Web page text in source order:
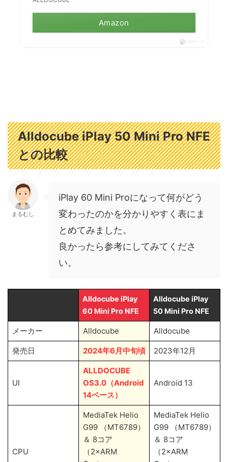
Amazon
ポチップ
Alldocube iPlay 50 Mini Pro NFE
との比較
まるむし
iPlay 60 Mini Proになって何がどう
変わったのかを分かりやすく表にま
とめてみました。
良かったら参考にしてみてくださ
い。
Alldocube iPlay
60 Mini Pro NFE
Alldocube iPlay
50 Mini Pro NFE
メーカー Alldocube Alldocube
発売日 2024年6月中旬頃 2023年12月
UI
ALLDOCUBE
OS3.0（Android
14ベース）
Android 13
CPU
‎MediaTek Helio
G99 （MT6789）
＆ 8コア
（2×ARM
‎MediaTek Helio
G99 （MT6789）
＆ 8コア
（2×ARM